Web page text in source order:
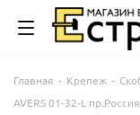
Главная - Крепеж -
AVERS 01-32-L пр.Россия